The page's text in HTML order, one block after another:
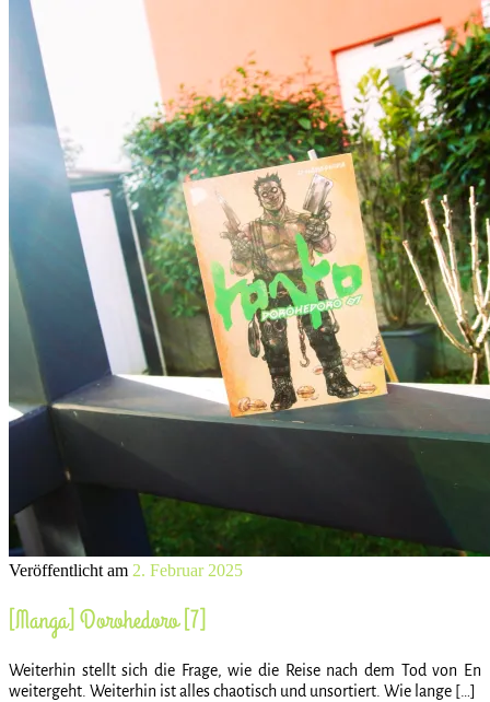
Veröffentlicht am 2. Februar 2025
[Manga] Dorohedoro [7]
Weiterhin stellt sich die Frage, wie die Reise nach dem Tod von En
weitergeht. Weiterhin ist alles chaotisch und unsortiert. Wie lange […]